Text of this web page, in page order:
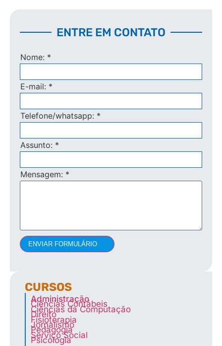
ENTRE EM CONTATO
Nome: *
E-mail: *
Telefone/whatsapp: *
Assunto: *
Mensagem: *
ENVIAR FORMULÁRIO
CURSOS
Administração
Ciências Contábeis
Ciências da Computação
Direito
Fisioterapia
Jornalismo
Pedagogia
Serviço Social
Psicologia